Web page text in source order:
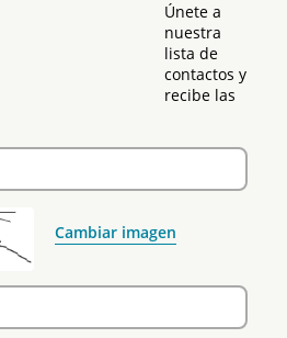
Únete a
nuestra
lista de
contactos y
recibe las
Cambiar imagen